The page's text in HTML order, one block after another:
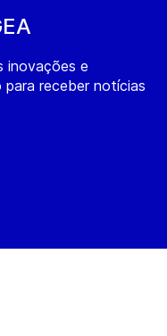
inovações e
receber notícias